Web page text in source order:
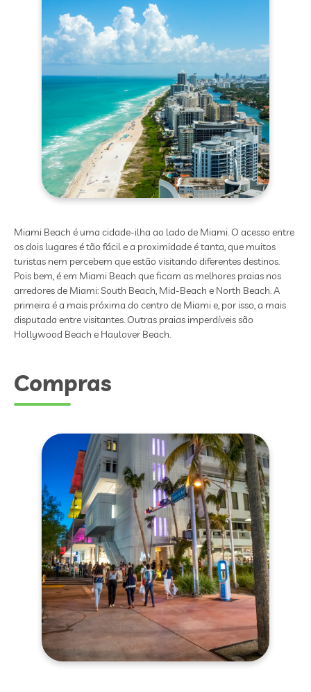
Miami Beach é uma cidade-ilha ao lado de Miami. O acesso entre
os dois lugares é tão fácil e a proximidade é tanta, que muitos
turistas nem percebem que estão visitando diferentes destinos.
Pois bem, é em Miami Beach que ficam as melhores praias nos
arredores de Miami: South Beach, Mid-Beach e North Beach. A
primeira é a mais próxima do centro de Miami e, por isso, a mais
disputada entre visitantes. Outras praias imperdíveis são
Hollywood Beach e Haulover Beach.
Compras